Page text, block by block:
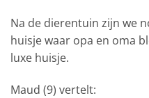
Na de dierentuin zijn we
huisje waar opa en oma
luxe huisje.
Maud (9) vertelt: